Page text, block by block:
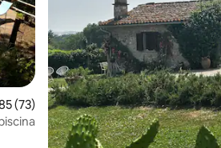
de uma avaliação média de 5, 73
(73)